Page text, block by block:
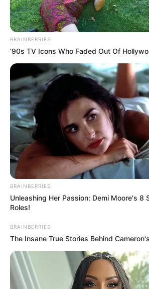
BRAINBERRIES
’90s TV Icons Who Faded Out Of
BRAINBERRIES
Unleashing Her Passion: Demi Moore's 8
Roles!
BRAINBERRIES
The Insane True Stories Behind